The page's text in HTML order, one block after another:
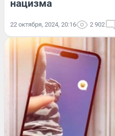
нацизма
22 октября, 2024, 20:16 2 902